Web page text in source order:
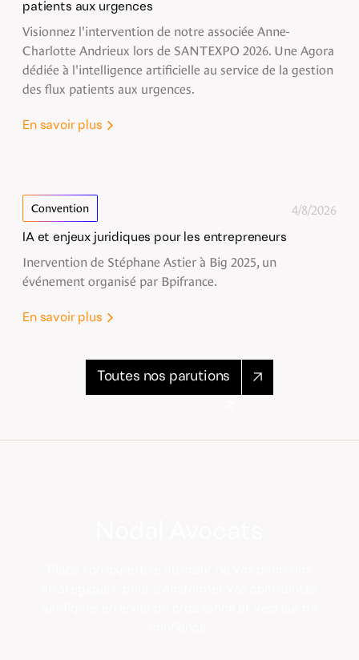
patients aux urgences
Visionnez l'intervention de notre associée Anne-
Charlotte Andrieux lors de SANTEXPO 2026. Une Agora
dédiée à l'intelligence artificielle au service de la gestion
des flux patients aux urgences.
En savoir plus
Convention 4/8/2026
IA et enjeux juridiques pour les entrepreneurs
Inervention de Stéphane Astier à Big 2025, un
événement organisé par Bpifrance.
En savoir plus
Toutes nos parutions